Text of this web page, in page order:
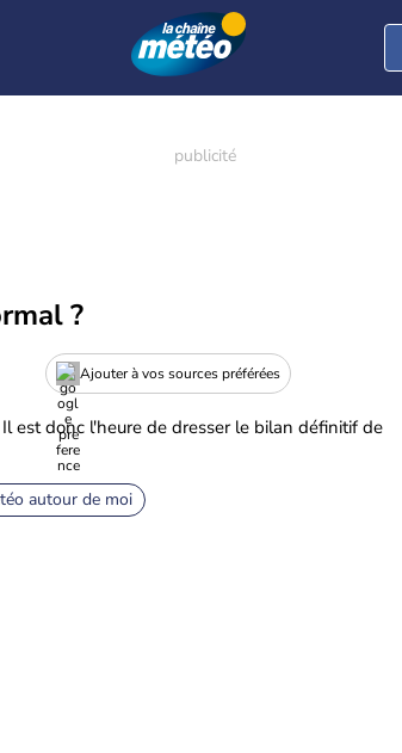
?
Ajouter à vos sources préférées
est donc l'heure de dresser le bilan définitif de
autour de moi